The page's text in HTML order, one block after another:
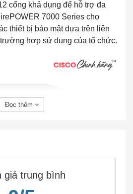
cổng khả dụng để hỗ trợ đa
7000 Series cho
thiết bị bảo mật dựa trên liên
hợp sử dụng của tổ chức.
7010 Chassis, 1U, 8
FP7010-K9
Đọc thêm
giá trung bình